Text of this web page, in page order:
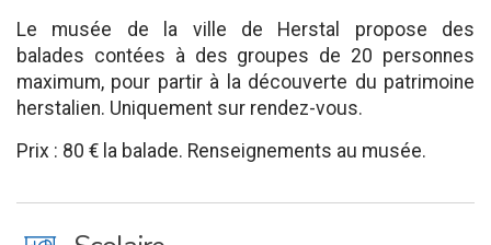
Le musée de la ville de Herstal propose des
balades contées à des groupes de 20 personnes
maximum, pour partir à la découverte du patrimoine
herstalien. Uniquement sur rendez-vous.
Prix : 80 € la balade. Renseignements au musée.